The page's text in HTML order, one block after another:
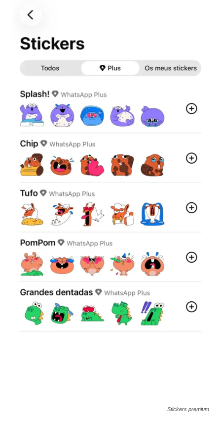
Stickers premium